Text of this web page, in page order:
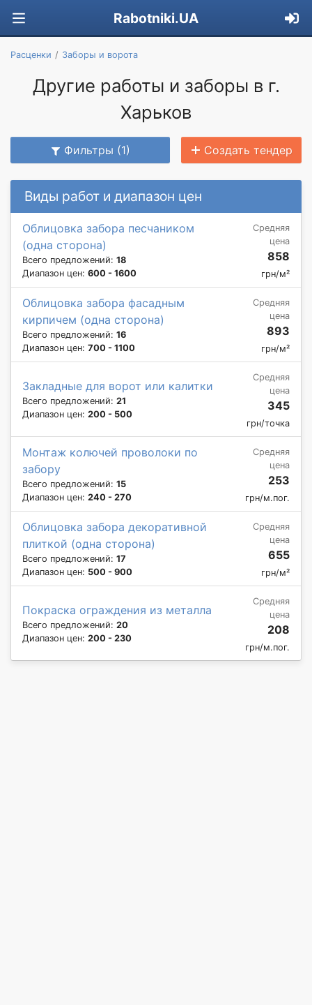
Rabotniki.UA
Расценки Заборы и ворота
Другие работы и заборы в г.
Харьков
Фильтры (1) Создать тендер
Виды работ и диапазон цен
Облицовка забора песчаником
(одна сторона)
Всего предложений: 18
Диапазон цен: 600 - 1600
Средняя
цена
858
грн/м²
Облицовка забора фасадным
кирпичем (одна сторона)
Всего предложений: 16
Диапазон цен: 700 - 1100
Средняя
цена
893
грн/м²
Закладные для ворот или калитки
Всего предложений: 21
Диапазон цен: 200 - 500
Средняя
цена
345
грн/точка
Монтаж колючей проволоки по
забору
Всего предложений: 15
Диапазон цен: 240 - 270
Средняя
цена
253
грн/м.пог.
Облицовка забора декоративной
плиткой (одна сторона)
Всего предложений: 17
Диапазон цен: 500 - 900
Средняя
цена
655
грн/м²
Покраска ограждения из металла
Всего предложений: 20
Диапазон цен: 200 - 230
Средняя
цена
208
грн/м.пог.